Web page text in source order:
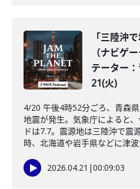
「三陸沖
（ナビゲ
テーター
21(火)
4/20 午後4時52分ごろ、青森
地震が発生。気象庁によると
ドは7.7。震源地は三陸沖で震
時、北海道や岩手県などに津波
2026.04.21 |00:09:03